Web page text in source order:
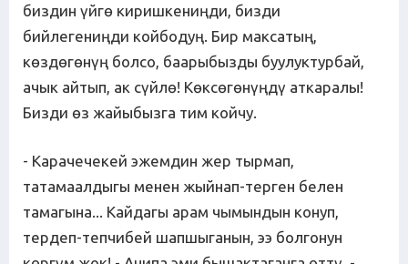
биздин үйгө киришкениңди, бизди
бийлегениңди койбодуң. Бир максатың,
көздөгөнүң болсо, баарыбызды буулуктурбай,
ачык айтып, ак сүйлө! Көксөгөнүңдү аткаралы!
Бизди өз жайыбызга тим койчу.
- Карачечекей эжемдин жер тырмап,
татамаалдыгы менен жыйнап-терген белен
тамагына... Кайдагы арам чымындын конуп,
тердеп-тепчибей шапшыганын, ээ болгонун